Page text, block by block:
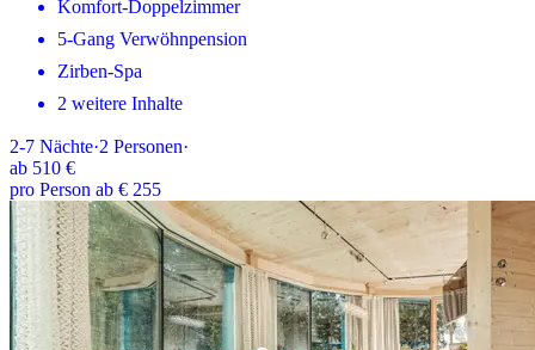
Komfort-Doppelzimmer
5-Gang Verwöhnpension
Zirben-Spa
2 weitere Inhalte
2-7 Nächte·2 Personen·
ab 510 €
pro Person ab € 255